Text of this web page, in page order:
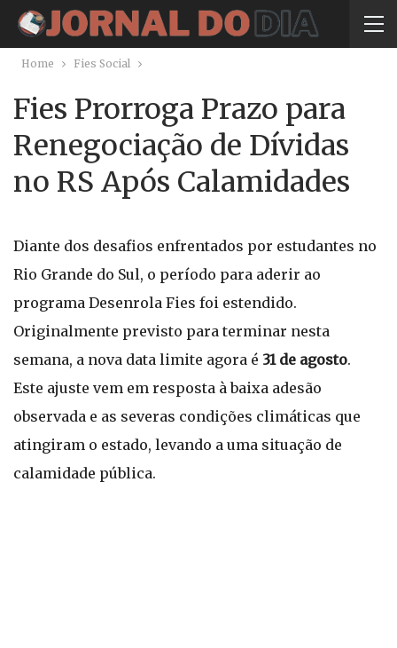
Home Fies Social
Fies Prorroga Prazo para
Renegociação de Dívidas
no RS Após Calamidades
Diante dos desafios enfrentados por estudantes no
Rio Grande do Sul, o período para aderir ao
programa Desenrola Fies foi estendido.
Originalmente previsto para terminar nesta
semana, a nova data limite agora é 31 de agosto.
Este ajuste vem em resposta à baixa adesão
observada e as severas condições climáticas que
atingiram o estado, levando a uma situação de
calamidade pública.